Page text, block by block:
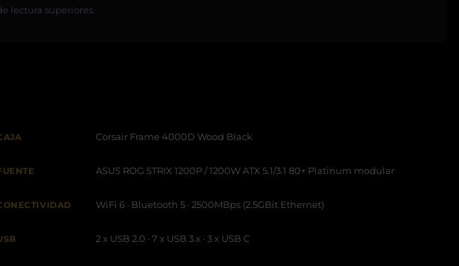
lectura superiores.
Corsair Frame 4000D Wood Black
ASUS ROG STRIX 1200P / 1200W ATX 5.1/3.1 80+ Platinum modular
WiFi 6 · Bluetooth 5 · 2500MBps (2.5GBit Ethernet)
2 x USB 2.0 · 7 x USB 3.x · 3 x USB C